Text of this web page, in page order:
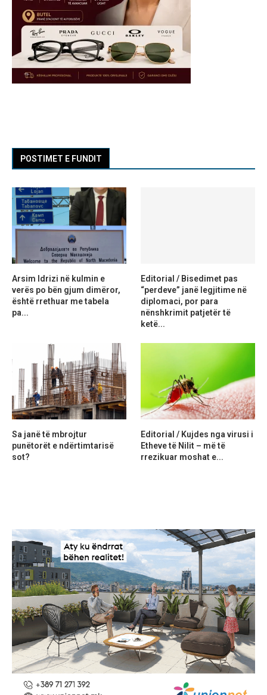
POSTIMET E FUNDIT
Arsim Idrizi në kulmin e
verës po bën gjum dimëror,
është rrethuar me tabela
pa...
Editorial / Bisedimet pas
“perdeve” janë legjitime në
diplomaci, por para
nënshkrimit patjetër të
ketë...
Sa janë të mbrojtur
punëtorët e ndërtimtarisë
sot?
Editorial / Kujdes nga virusi i
Etheve të Nilit – më të
rrezikuar moshat e...